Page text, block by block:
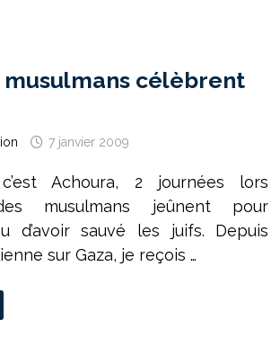
musulmans célèbrent
7 janvier 2009
Achoura, 2 journées lors
musulmans jeûnent pour
d’avoir sauvé les juifs. Depuis
sur Gaza, je reçois …